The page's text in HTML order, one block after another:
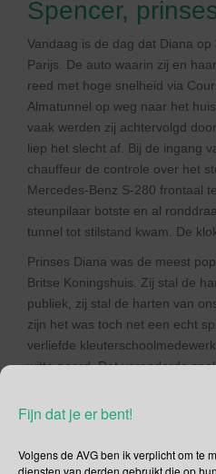
Fijn dat je er bent!
Volgens de AVG ben ik verplicht om te
diensten van derden gebruikt die op
Spencer,
Vandaag is de dag dat Diana
Parijs. De auto waarin zij en
reed met hoge snelheid via
Almatunnel op weg naar het
vaak werden zij achtervolgd
liep het slecht af. Bij de ingang
chauffeur de controle over het
Mercedes-Benz S-280 frontaal
steunpilaar botste en al
tunnel tot stilstand kwam. De
Prinses Diana was de meest
Britse Koningshuis. Zij stal de
publiek, zij stal de harten van
zijn het was toch net een echt
verliefde
witte paard. Dat veranderde
voorgoed het leven van haar
Deel dit bericht